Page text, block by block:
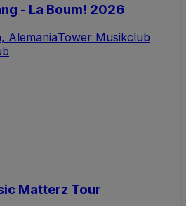
- La Boum! 2026
AlemaniaTower Musikclub
Matterz Tour